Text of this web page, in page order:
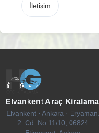
İletişim
Elvankent Araç Kiralama
Elvankent · Ankara · Eryaman,
2. Cd. No:11/10, 06824